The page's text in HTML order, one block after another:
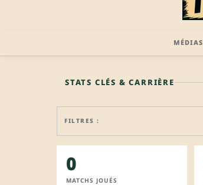
MÉDIAS
🔒 PROFIL PRO
STATS CLÉS & CARRIÈRE
FILTRES :
0
MATCHS JOUÉS